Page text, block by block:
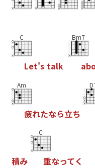
C
Let's talk
Bm7
ab
Am
疲れたなら立ち
積み
C
重なってく